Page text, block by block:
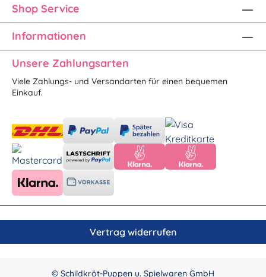
Shop Service
Informationen
Unsere Zahlungsarten
Viele Zahlungs- und Versandarten für einen bequemen
Einkauf.
Vertrag widerrufen
© Schildkröt-Puppen u. Spielwaren GmbH